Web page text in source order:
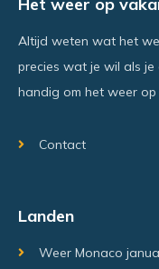
Het weer op
Altijd weten wat het
precies wat je wil als
handig om het weer
Contact
Landen
Weer Monaco